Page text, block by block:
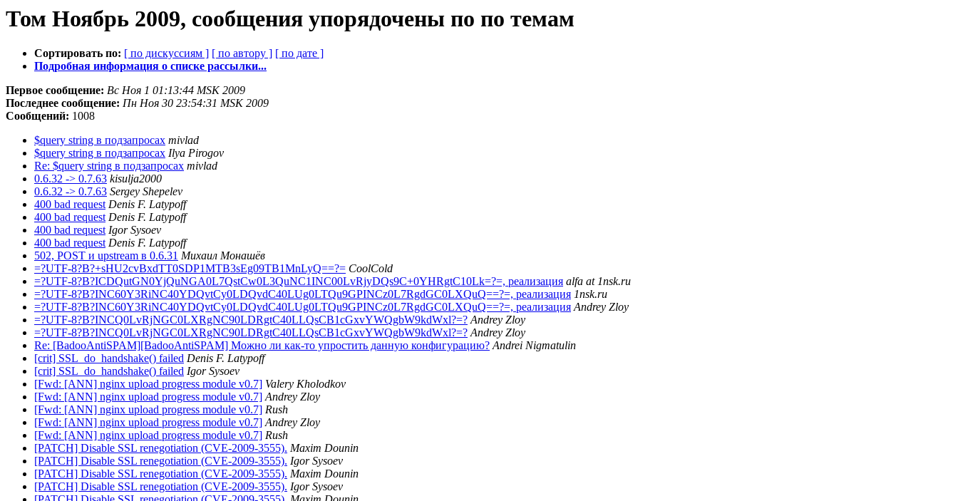
Том Ноябрь 2009, сообщения упорядочены по по темам
Сортировать по: [ по дискуссиям ] [ по автору ] [ по дате ]
Подробная информация о списке рассылки...
Первое сообщение: Вс Ноя 1 01:13:44 MSK 2009
Последнее сообщение: Пн Ноя 30 23:54:31 MSK 2009
Сообщений: 1008
$query string в подзапросах mivlad
$query string в подзапросах Ilya Pirogov
Re: $query string в подзапросах mivlad
0.6.32 -> 0.7.63 kisulja2000
0.6.32 -> 0.7.63 Sergey Shepelev
400 bad request Denis F. Latypoff
400 bad request Denis F. Latypoff
400 bad request Igor Sysoev
400 bad request Denis F. Latypoff
502, POST и upstream в 0.6.31 Михаил Монашёв
=?UTF-8?B?+sHU2cvBxdTT0SDP1MTB3sEg09TB1MnLyQ==?= CoolCold
=?UTF-8?B?ICDQutGN0YjQuNGA0L7QstCw0L3QuNC1INC00LvRjyDQs9C+0YHRgtC10Lk=?=, реализация alfa at 1nsk.ru
=?UTF-8?B?INC60Y3RiNC40YDQvtCy0LDQvdC40LUg0LTQu9GPINCz0L7RgdGC0LXQuQ==?=, реализация 1nsk.ru
=?UTF-8?B?INC60Y3RiNC40YDQvtCy0LDQvdC40LUg0LTQu9GPINCz0L7RgdGC0LXQuQ==?=, реализация Andrey Zloy
=?UTF-8?B?INCQ0LvRjNGC0LXRgNC90LDRgtC40LLQsCB1cGxvYWQgbW9kdWxl?=? Andrey Zloy
=?UTF-8?B?INCQ0LvRjNGC0LXRgNC90LDRgtC40LLQsCB1cGxvYWQgbW9kdWxl?=? Andrey Zloy
Re: [BadooAntiSPAM][BadooAntiSPAM] Можно ли как-то упростить данную конфигурацию? Andrei Nigmatulin
[crit] SSL_do_handshake() failed Denis F. Latypoff
[crit] SSL_do_handshake() failed Igor Sysoev
[Fwd: [ANN] nginx upload progress module v0.7] Valery Kholodkov
[Fwd: [ANN] nginx upload progress module v0.7] Andrey Zloy
[Fwd: [ANN] nginx upload progress module v0.7] Rush
[Fwd: [ANN] nginx upload progress module v0.7] Andrey Zloy
[Fwd: [ANN] nginx upload progress module v0.7] Rush
[PATCH] Disable SSL renegotiation (CVE-2009-3555). Maxim Dounin
[PATCH] Disable SSL renegotiation (CVE-2009-3555). Igor Sysoev
[PATCH] Disable SSL renegotiation (CVE-2009-3555). Maxim Dounin
[PATCH] Disable SSL renegotiation (CVE-2009-3555). Igor Sysoev